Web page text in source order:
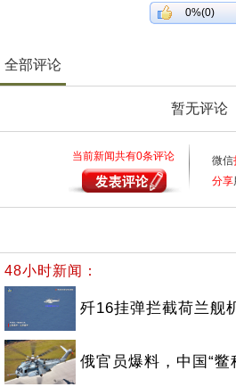
0%(0)
全部评论
暂无评论
当前新闻共有0条评论 微信
分享
48小时新闻：
歼16挂弹拦截荷兰舰
俄官员爆料，中国“鳖